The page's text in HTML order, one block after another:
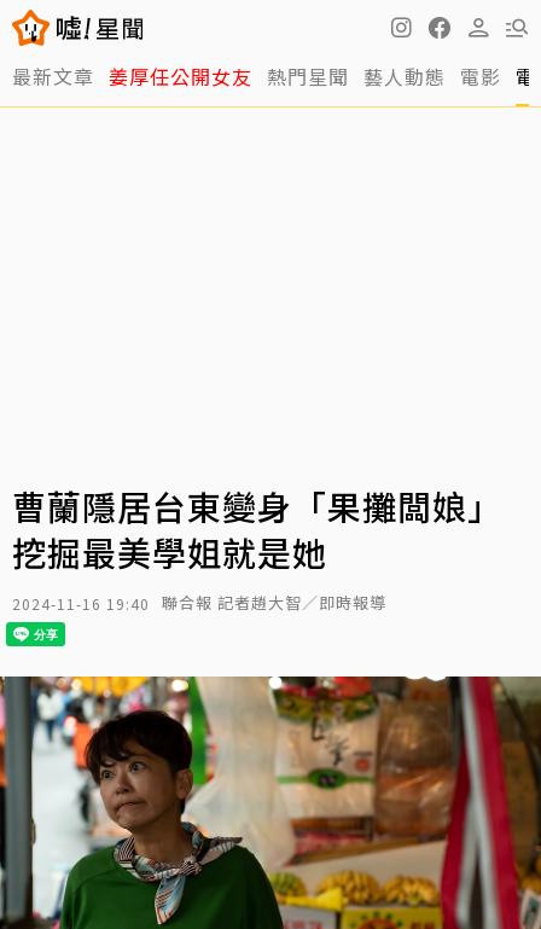
最新文章 姜厚任公開女友 熱門星聞 藝人動態 電影
曹蘭隱居台東變身「果攤闆娘」
挖掘最美學姐就是她
2024-11-16 19:40 聯合報 記者趙大智／即時報導